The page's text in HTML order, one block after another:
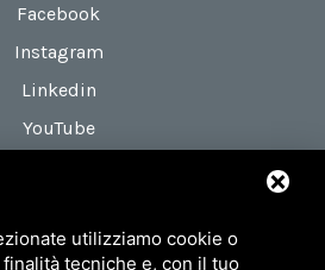
utilizziamo cookie o
tecniche e, con il tuo
Facebook
Instagram
Linkedin
YouTube
del Lavoro, 18